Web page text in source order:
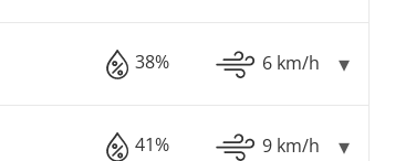
38% 6 km/h
41% 9 km/h